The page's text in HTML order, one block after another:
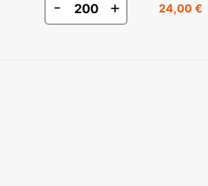
- + 24,00 €